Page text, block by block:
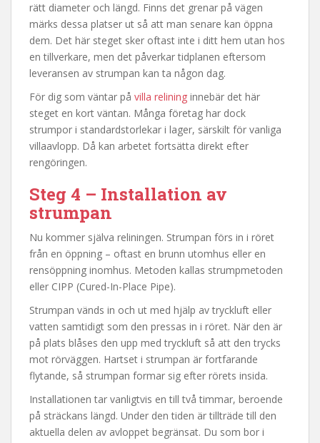
rätt diameter och längd. Finns det grenar på vägen
märks dessa platser ut så att man senare kan öppna
dem. Det här steget sker oftast inte i ditt hem utan hos
en tillverkare, men det påverkar tidplanen eftersom
leveransen av strumpan kan ta någon dag.
För dig som väntar på villa relining innebär det här
steget en kort väntan. Många företag har dock
strumpor i standardstorlekar i lager, särskilt för vanliga
villaavlopp. Då kan arbetet fortsätta direkt efter
rengöringen.
Steg 4 – Installation av
strumpan
Nu kommer själva reliningen. Strumpan förs in i röret
från en öppning – oftast en brunn utomhus eller en
rensöppning inomhus. Metoden kallas strumpmetoden
eller CIPP (Cured-In-Place Pipe).
Strumpan vänds in och ut med hjälp av tryckluft eller
vatten samtidigt som den pressas in i röret. När den är
på plats blåses den upp med tryckluft så att den trycks
mot rörväggen. Hartset i strumpan är fortfarande
flytande, så strumpan formar sig efter rörets insida.
Installationen tar vanligtvis en till två timmar, beroende
på sträckans längd. Under den tiden är tillträde till den
aktuella delen av avloppet begränsat. Du som bor i